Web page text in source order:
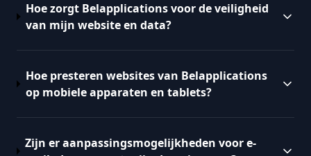
Hoe zorgt Belapplications voor de veiligheid
van mijn website en data?
Hoe presteren websites van Belapplications
op mobiele apparaten en tablets?
Zijn er aanpassingsmogelijkheden voor e-